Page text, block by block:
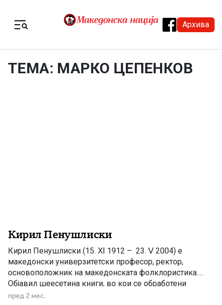
Архива
ТЕМА: МАРКО ЦЕПЕНКОВ
Кирил Пенушлиски
Кирил Пенушлиски (15. Ⅺ 1912 – 23. Ⅴ 2004) е
македонски универзитетски професор, ректор,
основоположник на македонската фолклористика.
Објавил шеесетина книги, во кои се обработени
најважните прашања од македонскиот фолклор.
пред 2 мес.